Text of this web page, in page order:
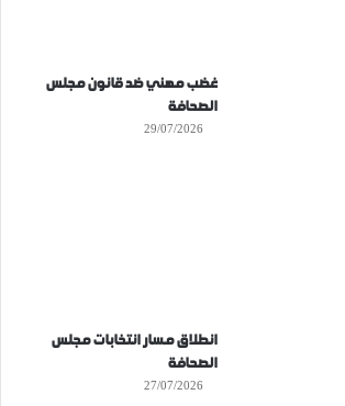
غضب مهني ضد قانون مجلس
الصحافة
29/07/2026
انطلاق مسار انتخابات مجلس
الصحافة
27/07/2026